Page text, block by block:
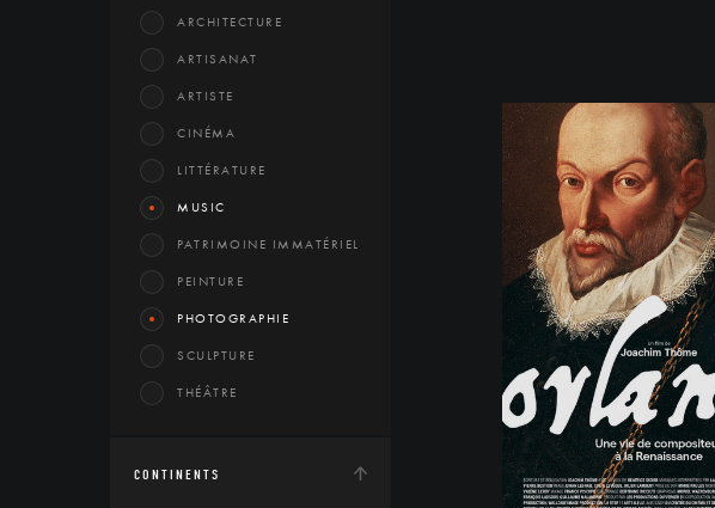
ARCHITECTURE
ARTISANAT
ARTISTE
CINÉMA
LITTÉRATURE
MUSIC
PATRIMOINE IMMATÉRIEL
PEINTURE
PHOTOGRAPHIE
SCULPTURE
THÉÂTRE
CONTINENTS